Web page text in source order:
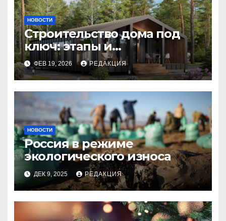
НОВОСТИ
Строительство дома под
ключ: этапы и
планирование бюджета
ФЕВ 19, 2026 РЕДАКЦИЯ
НОВОСТИ
Россия в режиме
экологического износа
ДЕК 9, 2025 РЕДАКЦИЯ